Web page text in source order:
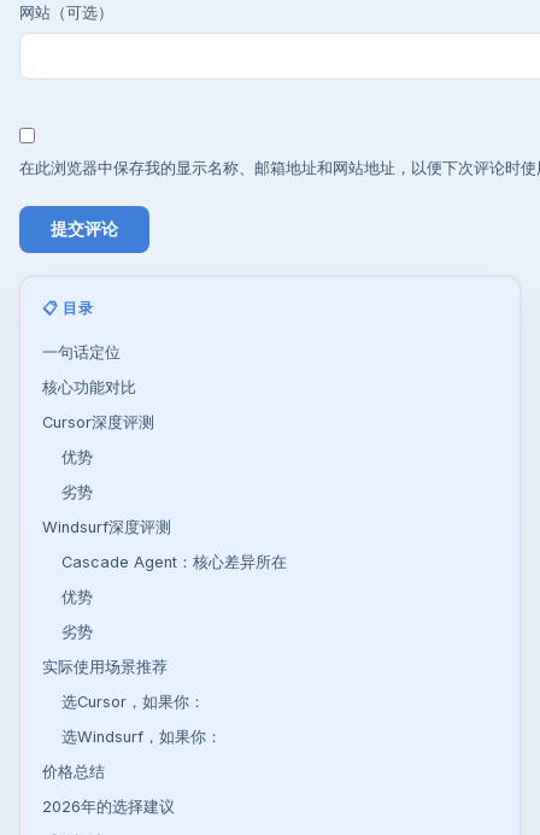
网站（可选）
在此浏览器中保存我的显示名称、邮箱地址和网站地址，以便下次评论时使
📋 目录
一句话定位
核心功能对比
Cursor深度评测
优势
劣势
Windsurf深度评测
Cascade Agent：核心差异所在
优势
劣势
实际使用场景推荐
选Cursor，如果你：
选Windsurf，如果你：
价格总结
2026年的选择建议